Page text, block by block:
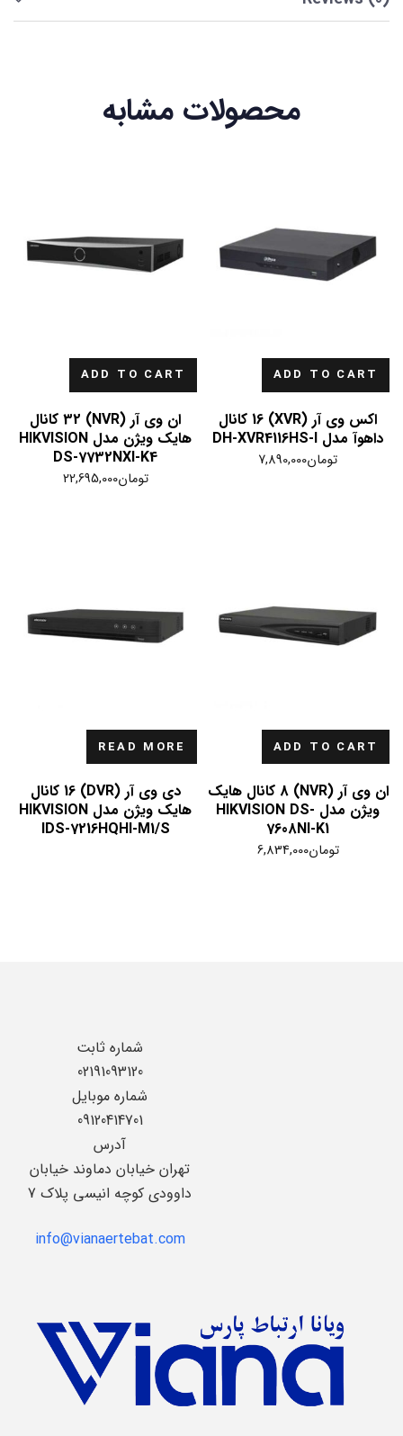
محصولات مشابه
ADD TO CART
اکس وی آر (XVR) 16 کانال
داهوآ مدل DH-XVR4116HS-I
تومان7,890,000
ADD TO CART
ان وی آر (NVR) 32 کانال
هایک ویژن مدل HIKVISION
DS-7732NXI-K4
تومان22,695,000
ADD TO CART
ان وی آر (NVR) 8 کانال هایک
ویژن مدل HIKVISION DS-
7608NI-K1
تومان6,834,000
READ MORE
دی وی آر (DVR) 16 کانال
هایک ویژن مدل HIKVISION
IDS-7216HQHI-M1/S
شماره ثابت
02191093120
شماره موبایل
09120414701
آدرس
تهران خیابان دماوند خیابان
داوودی کوچه انیسی پلاک 7
info@vianaertebat.com